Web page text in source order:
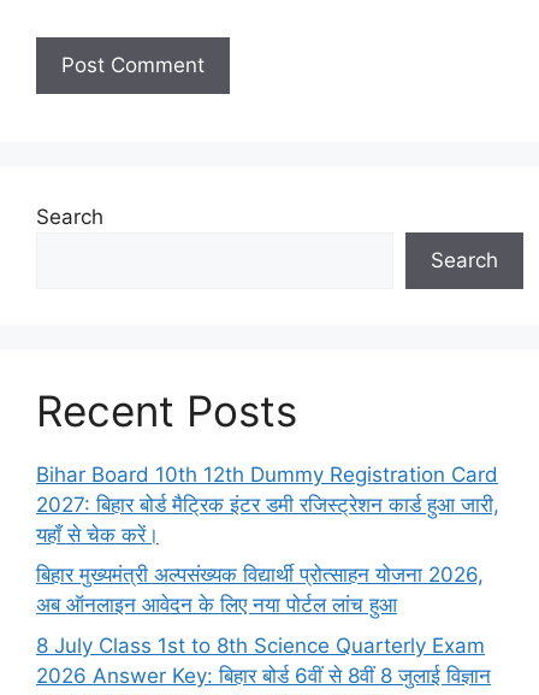
Search
Search
Recent Posts
Bihar Board 10th 12th Dummy Registration Card
2027: बिहार बोर्ड मैट्रिक इंटर डमी रजिस्ट्रेशन कार्ड हुआ जारी,
यहाँ से चेक करें।
बिहार मुख्यमंत्री अल्पसंख्यक विद्यार्थी प्रोत्साहन योजना 2026,
अब ऑनलाइन आवेदन के लिए नया पोर्टल लांच हुआ
8 July Class 1st to 8th Science Quarterly Exam
2026 Answer Key: बिहार बोर्ड 6वीं से 8वीं 8 जुलाई विज्ञान